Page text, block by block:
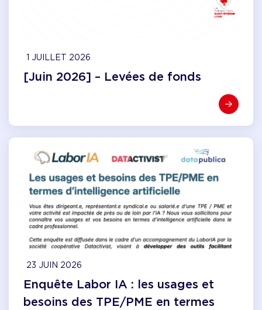
1 JUILLET 2026
[Juin 2026] – Levées de fonds
23 JUIN 2026
Enquête Labor IA : les usages et
besoins des TPE/PME en termes